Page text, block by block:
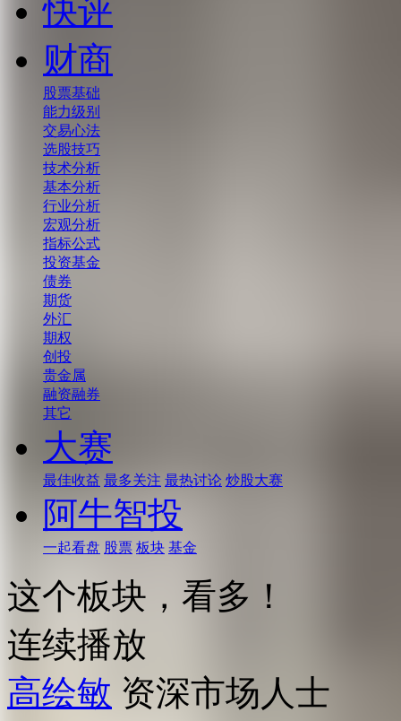
快评
财商
股票基础
能力级别
交易心法
选股技巧
技术分析
基本分析
行业分析
宏观分析
指标公式
投资基金
债券
期货
外汇
期权
创投
贵金属
融资融券
其它
大赛
最佳收益 最多关注 最热讨论 炒股大赛
阿牛智投
一起看盘 股票 板块 基金
这个板块，看多！
连续播放
高绘敏 资深市场人士